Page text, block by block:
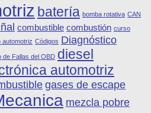
batería bomba rotativa CAN
combustible combustión curso
automotriz Códigos Diagnóstico
de Fallas del OBD diesel
automotriz
gases de escape
mezcla pobre